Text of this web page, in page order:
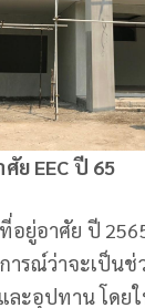
ศัย EEC ปี 65
อยู่อาศัย ปี
ารณ์ว่าจะเป็นช่
ละอุปทาน โดย